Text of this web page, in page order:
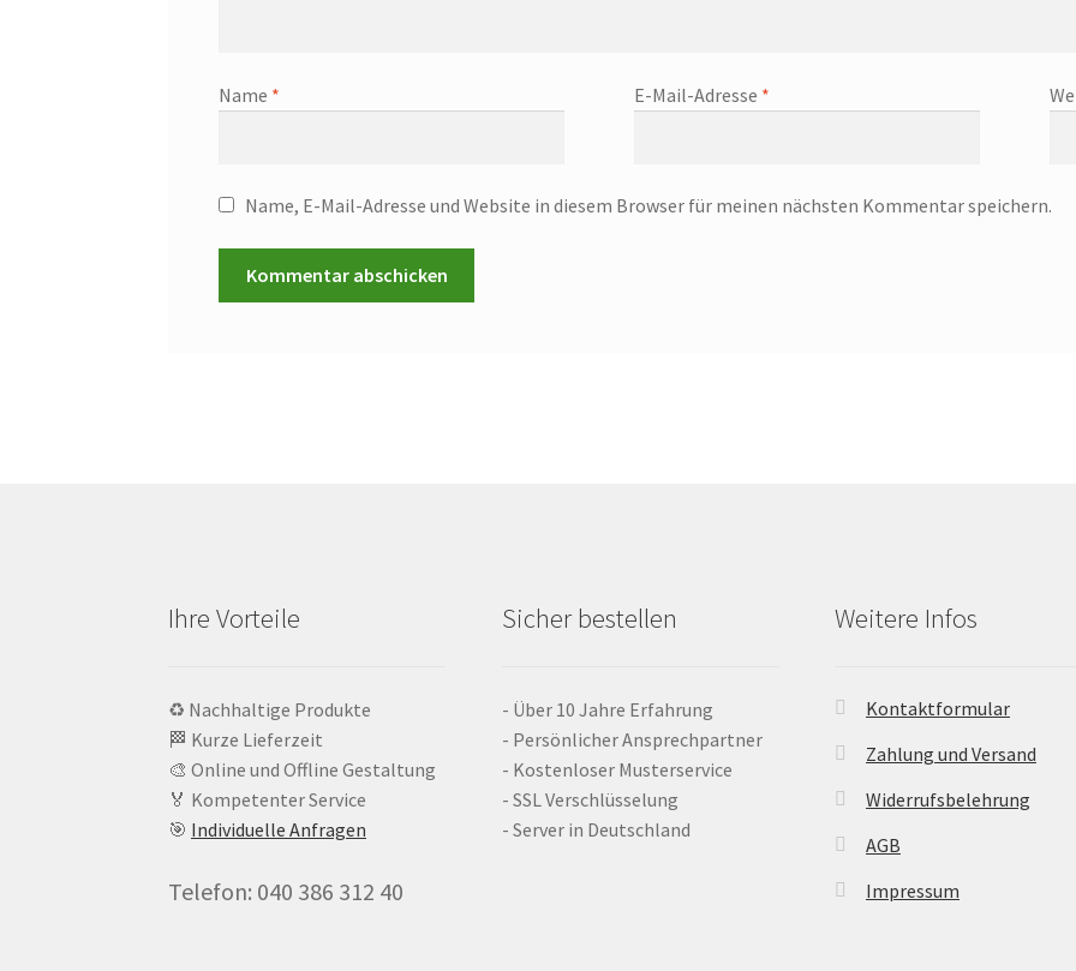
Name * E-Mail-Adresse *
Name, E-Mail-Adresse und Website in diesem Browser für meinen nächsten Kommentar speichern.
Ihre Vorteile
♻️ Nachhaltige Produkte
🏁 Kurze Lieferzeit
🎨 Online und Offline Gestaltung
🏅 Kompetenter Service
🎯 Individuelle Anfragen
Telefon: 040 386 312 40
Sicher bestellen
- Über 10 Jahre Erfahrung
- Persönlicher Ansprechpartner
- Kostenloser Musterservice
- SSL Verschlüsselung
- Server in Deutschland
Weitere Infos
Kontaktformular
Zahlung und Versand
Widerrufsbelehrung
AGB
Impressum